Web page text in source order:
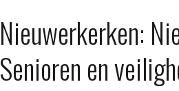
Nieuwerkerken:
Senioren en